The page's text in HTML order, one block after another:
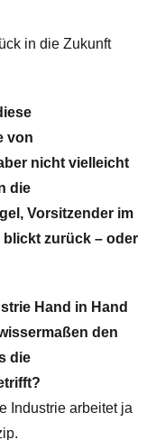
von
nicht vielleicht
die
Vorsitzender im
blickt zurück – oder
Hand in Hand
ßen den
die
Industrie arbeitet ja